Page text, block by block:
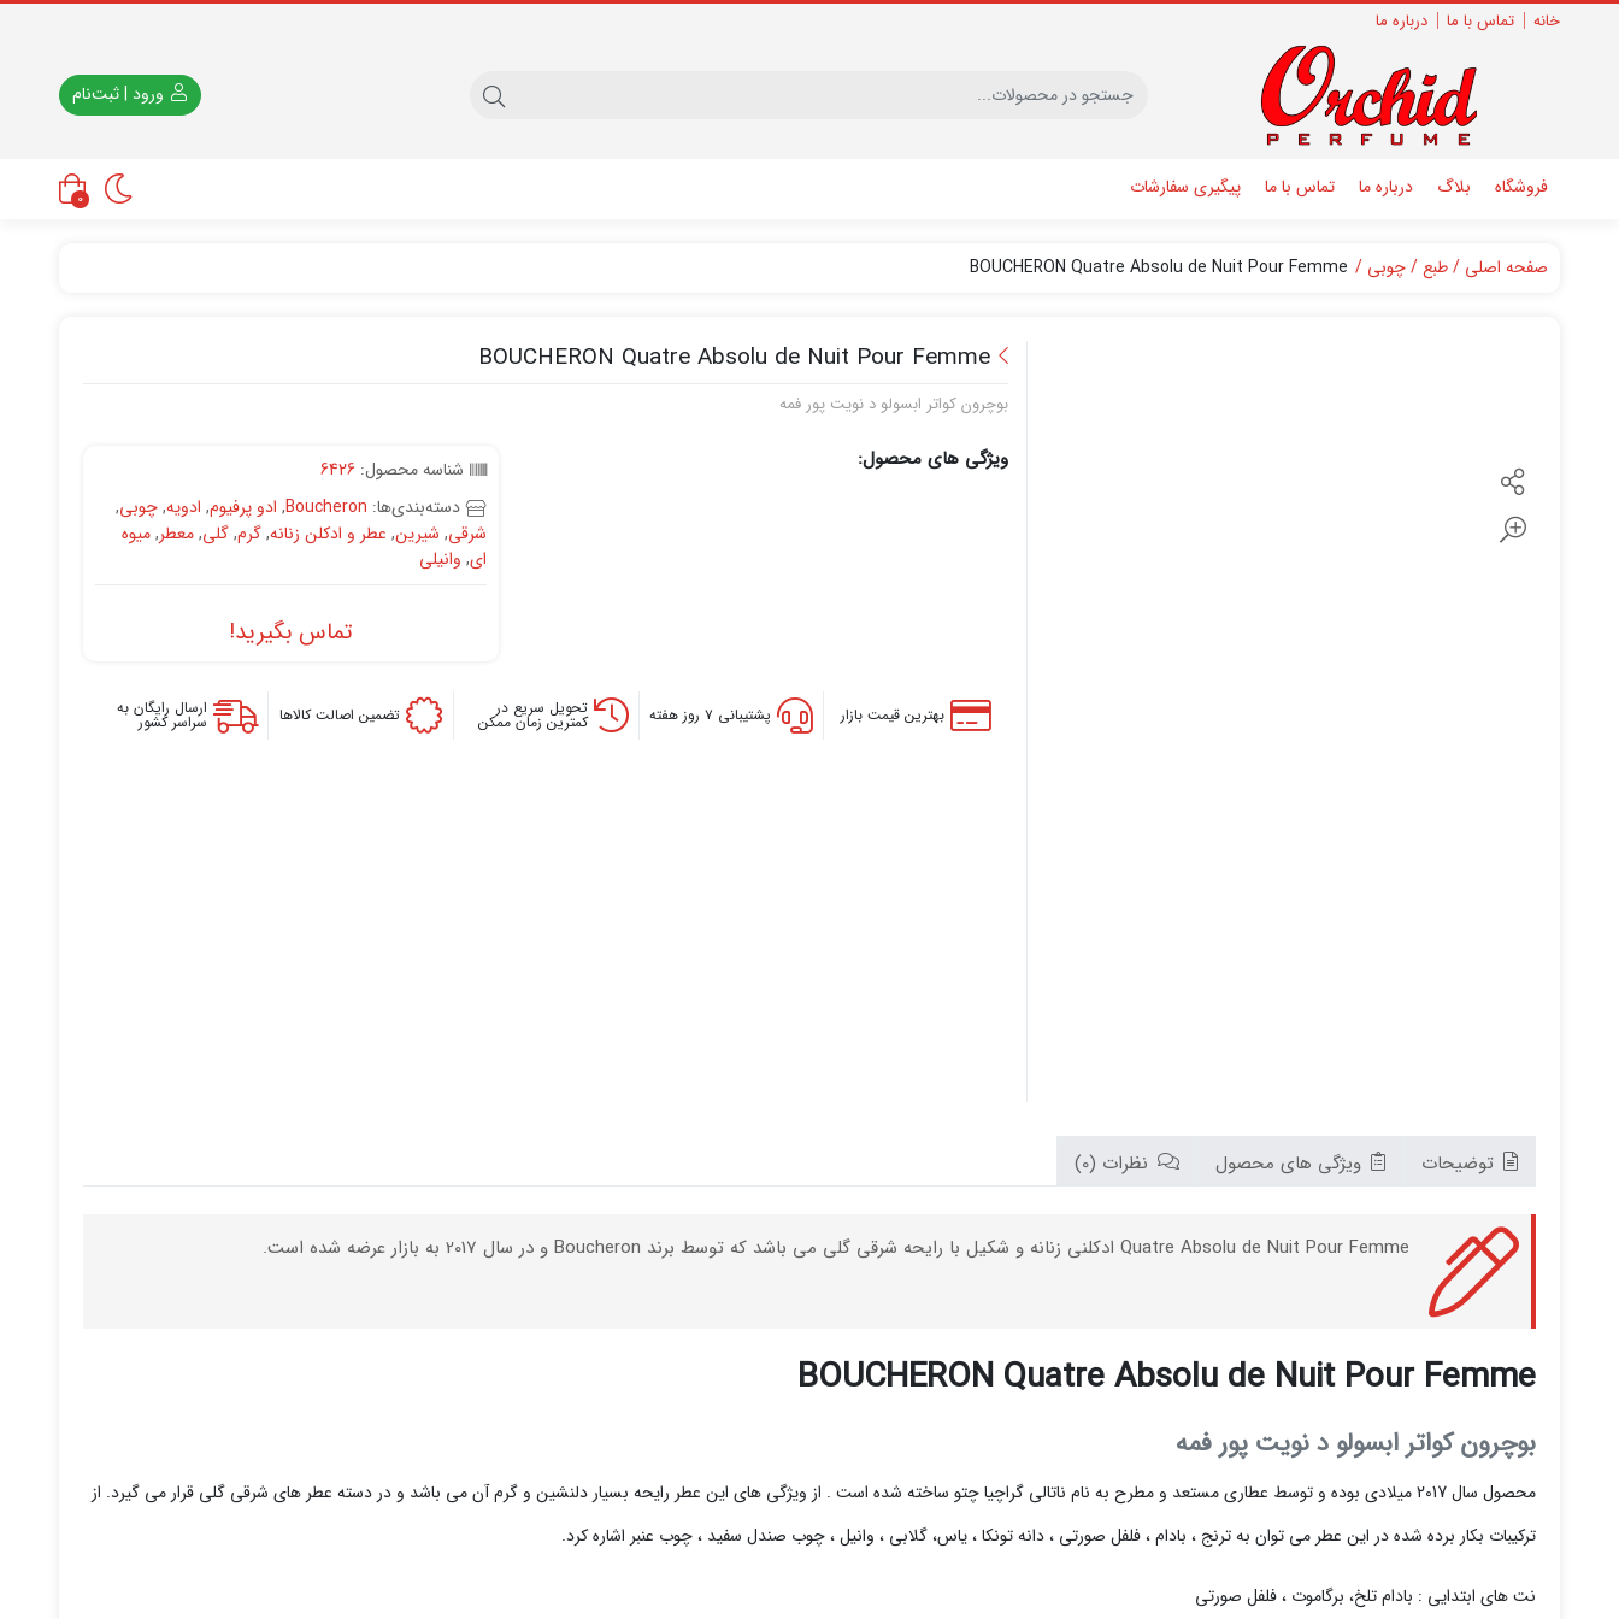
خانه تماس با ما درباره ما
ورود | ثبت‌نام
فروشگاه بلاگ درباره ما تماس با ما پیگیری سفارشات 0
صفحه اصلی طبع چوبی BOUCHERON Quatre Absolu de Nuit Pour Femme
BOUCHERON Quatre Absolu de Nuit Pour Femme
بوچرون کواتر ابسولو د نویت پور فمه
ویژگی های محصول: شناسه محصول: 6426
دسته‌بندی‌ها: Boucheron
, ادو پرفیوم, ادویه,چوبی,
شرقی, شیرین, عطر و ادکلن زنانه,گرم,گلی,معطر,میوه
ای, وانیلی
تماس بگیرید!
بهترین قیمت بازار پشتیبانی ۷ روز هفته تحویل سریع در
کمترین زمان ممکن تضمین اصالت کالاها ارسال رایگان به
سراسر کشور
توضیحات ویژگی های محصول نظرات (0)
Quatre Absolu de Nuit Pour Femme ادکلنی زنانه و شکیل با رایحه شرقی گلی می باشد که توسط برند Boucheron و در سال 2017 به بازار عرضه شده است.
BOUCHERON Quatre Absolu de Nuit Pour Femme
بوچرون کواتر ابسولو د نویت پور فمه
محصول سال 2017 میلادی بوده و توسط عطاری مستعد و مطرح به نام ناتالی گراچیا چتو ساخته شده است . از ویژگی های این عطر رایحه بسیار دلنشین و گرم آن می باشد و در دسته عطر های شرقی گلی قرار می گیرد. از
ترکیبات بکار برده شده در این عطر می توان به ترنج ، بادام ، فلفل صورتی ، دانه تونکا ، یاس، گلابی ، وانیل ، چوب صندل سفید ، چوب عنبر اشاره کرد.
نت های ابتدایی : بادام تلخ، برگاموت ، فلفل صورتی